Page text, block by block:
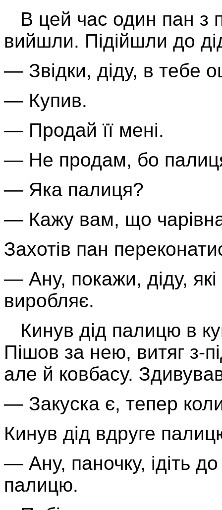
В цей час один пан з
вийшли. Підійшли до
— Звідки, діду, в тебе
— Купив.
— Продай її мені.
— Не продам, бо
— Яка палиця?
— Кажу вам, що
Захотів пан
— Ану, покажи, діду,
виробляє.
Кинув дід палицю в
Пішов за нею, витяг з-
але й ковбасу.
— Закуска є, тепер
Кинув дід вдруге
— Ану, паночку, ідіть
палицю.